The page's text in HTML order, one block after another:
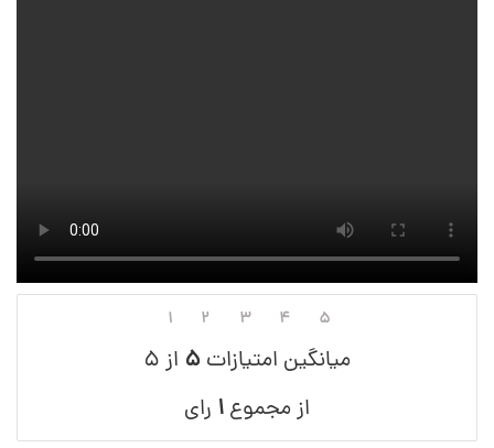
۱ ۲ ۳ ۴ ۵
میانگین امتیازات ۵ از ۵
از مجموع ۱ رای